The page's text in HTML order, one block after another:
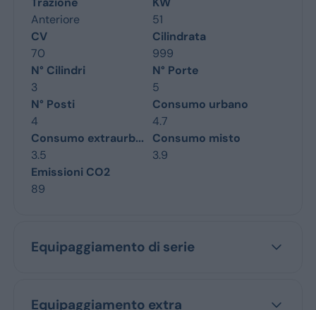
Anteriore
51
CV
70
Cilindrata
999
N° Cilindri
3
N° Porte
5
N° Posti
4
Consumo urbano
4.7
Consumo extraurb...
3.5
Consumo misto
3.9
Emissioni CO2
89
Equipaggiamento di serie
Equipaggiamento extra